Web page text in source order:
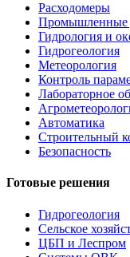
Расходомеры
Промышленные
Гидрология и
Гидрогеология
Метеорология
Контроль
Лабораторное
Автоматика
Строительный
Безопасность
Готовые решения
Гидрогеология
Сельское
ЦБП и Леспром